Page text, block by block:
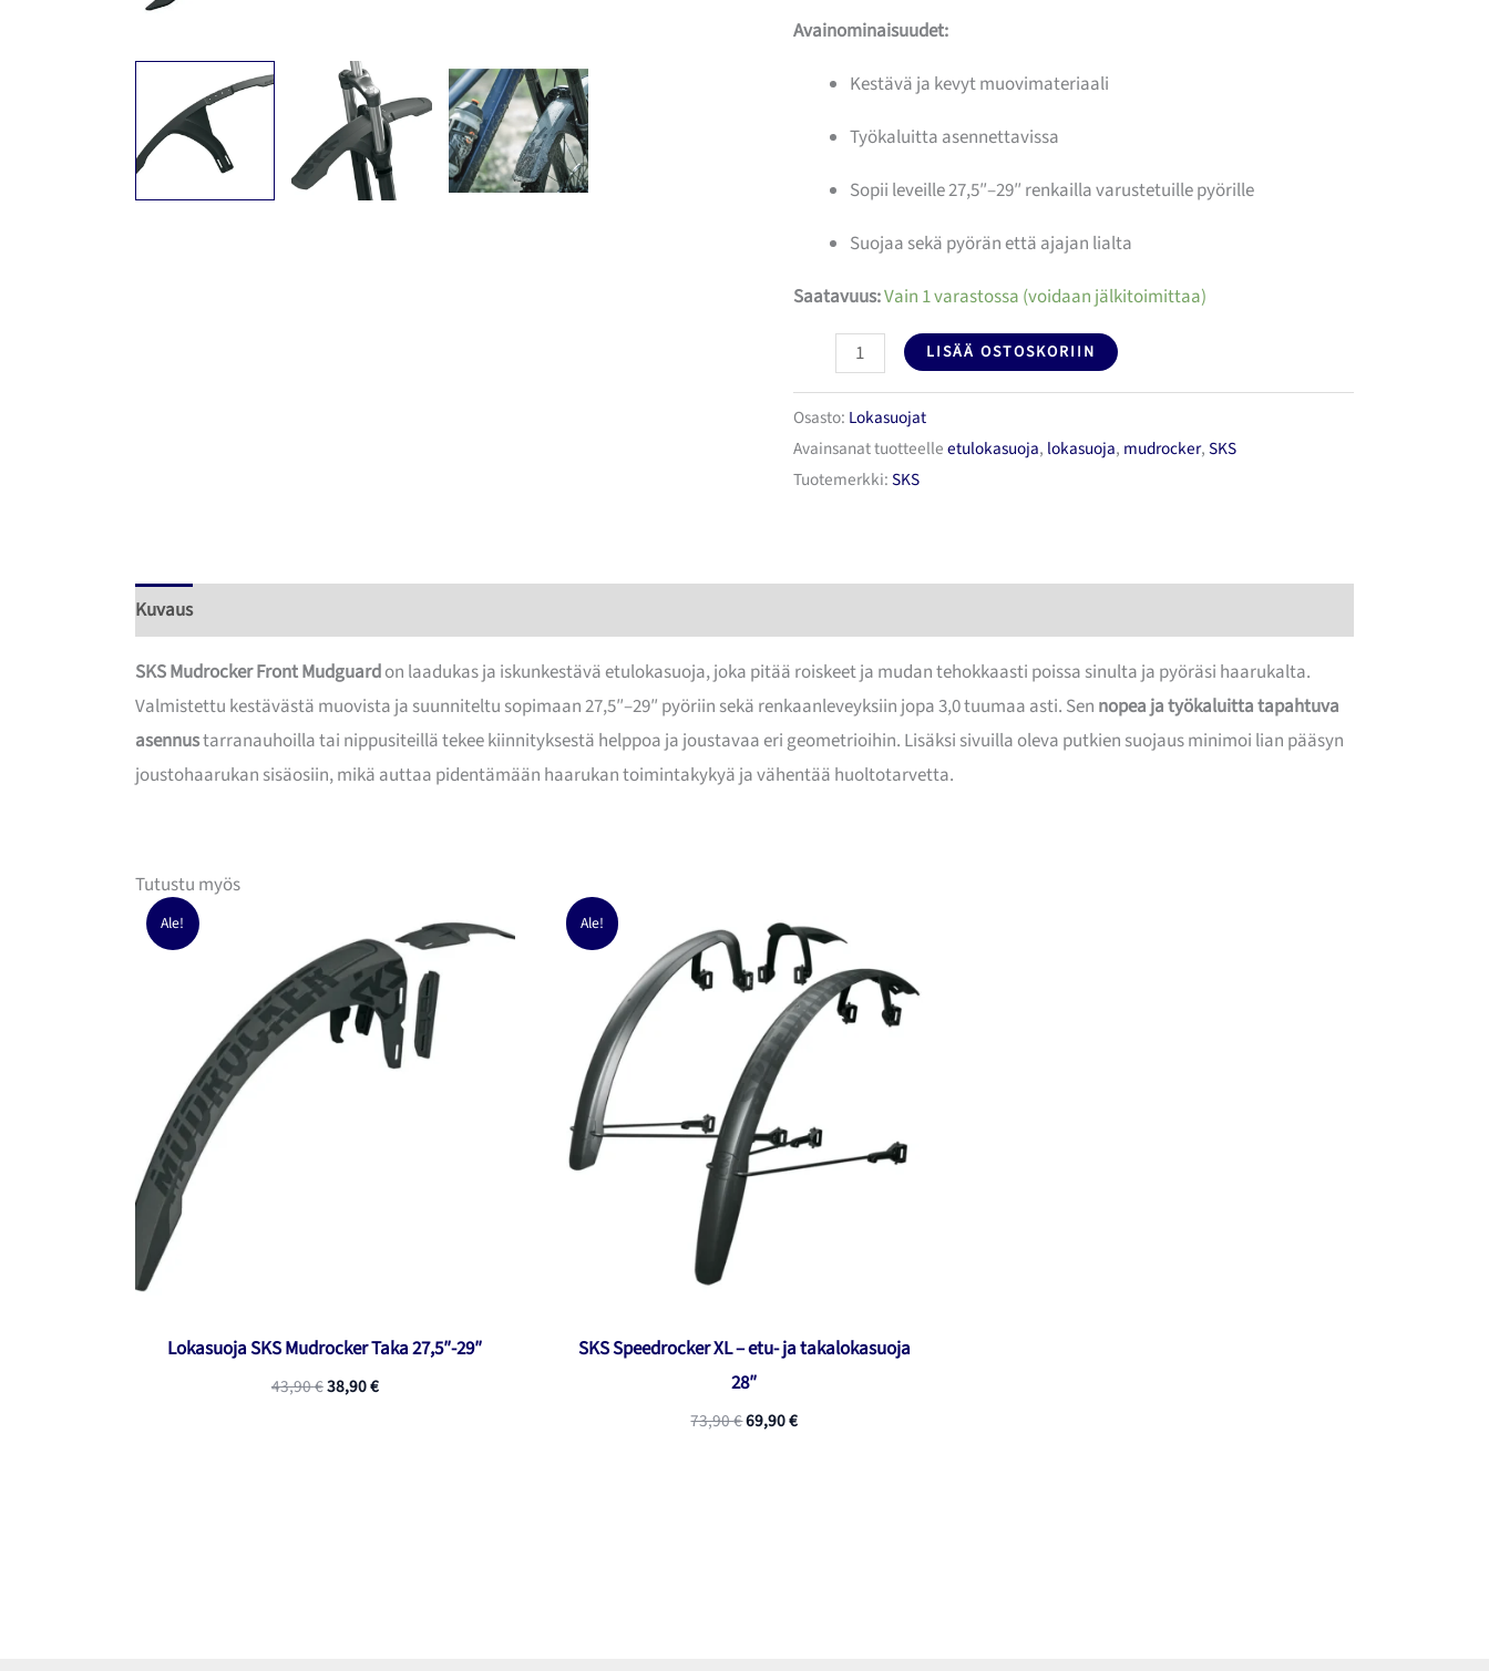
Avainominaisuudet:
Kestävä ja kevyt muovimateriaali
Työkaluitta asennettavissa
Sopii leveille 27,5″–29″ renkailla varustetuille pyörille
Suojaa sekä pyörän että ajajan lialta
Saatavuus:Vain 1 varastossa (voidaan jälkitoimittaa)
Lokasuoja
Mudrocker
Etu
27,5"-29"
LISÄÄ OSTOSKORIIN
Osasto: Lokasuojat
Avainsanat tuotteelleetulokasuoja, lokasuoja, mudrocker,SKS
Tuotemerkki:SKS
Kuvaus
SKS Mudrocker Front Mudguardon laadukas ja iskunkestävä etulokasuoja, joka pitää roiskeet ja mudan tehokkaasti poissa sinulta ja pyöräsi haarukalta.
Valmistettu kestävästä muovista ja suunniteltu sopimaan 27,5″–29″ pyöriin sekä renkaanleveyksiin jopa 3,0 tuumaa asti. Sen nopea ja työkaluitta tapahtuva
asennustarranauhoilla tai nippusiteillä tekee kiinnityksestä helppoa ja joustavaa eri geometrioihin. Lisäksi sivuilla oleva putkien suojaus minimoi lian pääsyn
joustohaarukan sisäosiin, mikä auttaa pidentämään haarukan toimintakykyä ja vähentää huoltotarvetta.
Tutustu myös
Ale!
Lokasuoja SKS Mudrocker Taka 27,5″-29″
43,90€Alkuperäinen
38,90€Nykyinen
Ale!
SKS Speedrocker XL – etu- ja takalokasuoja
28″
73,90€Alkuperäinen
69,90€Nykyinen